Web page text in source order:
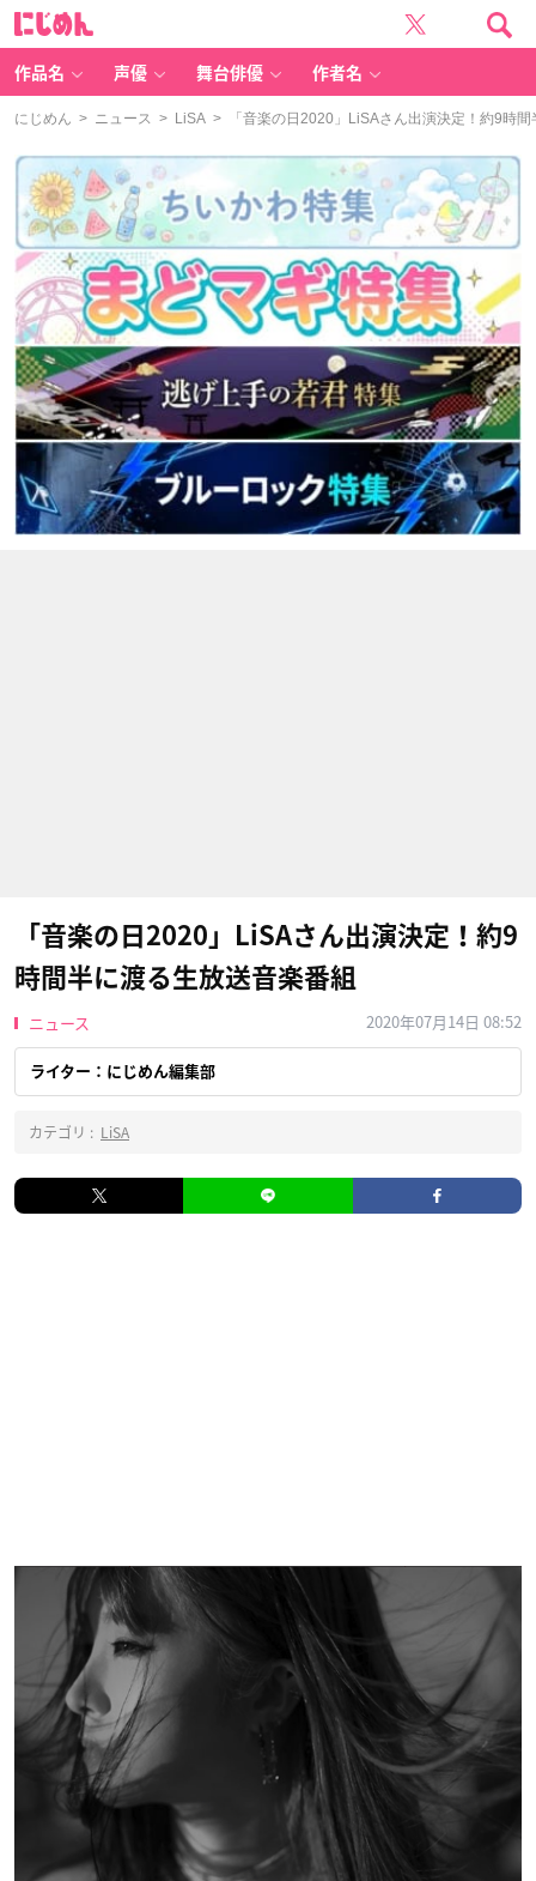
作品名 声優 舞台俳優 作者名
にじめん > ニュース > LiSA > 「音楽の日2020」LiSAさん出演決定！約9時間
「音楽の日2020」LiSAさん出演決定！約9
時間半に渡る生放送音楽番組
ニュース 2020年07月14日 08:52
ライター：にじめん編集部
カテゴリ : LiSA